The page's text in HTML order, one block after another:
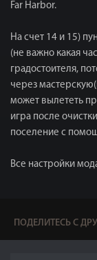
Far Harbor.
На счет 14 и 15)
(не важно какая
градостоителя,
через
может вылететь
игра после
поселение с
Все настройки
ПОДЕЛИТЕСЬ С